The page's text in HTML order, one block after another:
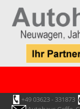
+49 03623 - 331873